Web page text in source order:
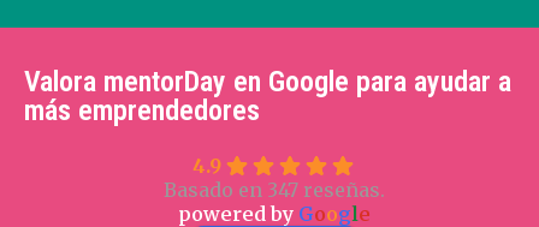
Valora mentorDay en Google para ayudar a
más emprendedores
4.9
Basado en 347 reseñas.
powered by Google